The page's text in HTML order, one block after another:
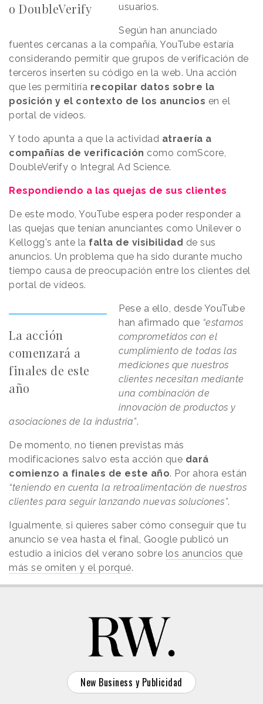
o DoubleVerify
usuarios.
Según han anunciado
fuentes cercanas a la compañía, YouTube estaría
considerando permitir que grupos de verificación de
terceros inserten su código en la web. Una acción
que les permitiría recopilar datos sobre la
posición y el contexto de los anuncios en el
portal de vídeos.
Y todo apunta a que la actividad atraería a
compañías de verificación como comScore,
DoubleVerify o Integral Ad Science.
Respondiendo a las quejas de sus clientes
De este modo, YouTube espera poder responder a
las quejas que tenían anunciantes como Unilever o
Kellogg's ante la falta de visibilidad de sus
anuncios. Un problema que ha sido durante mucho
tiempo causa de preocupación entre los clientes del
portal de vídeos.
La acción
comenzará a
finales de este
año
Pese a ello, desde YouTube
han afirmado que “estamos
comprometidos con el
cumplimiento de todas las
mediciones que nuestros
clientes necesitan mediante
una combinación de
innovación de productos y
asociaciones de la industria”.
De momento, no tienen previstas más
modificaciones salvo esta acción que dará
comienzo a finales de este año. Por ahora están
“teniendo en cuenta la retroalimentación de nuestros
clientes para seguir lanzando nuevas soluciones”.
Igualmente, si quieres saber cómo conseguir que tu
anuncio se vea hasta el final, Google publicó un
estudio a inicios del verano sobre los anuncios que
más se omiten y el porqué.
New Business y Publicidad